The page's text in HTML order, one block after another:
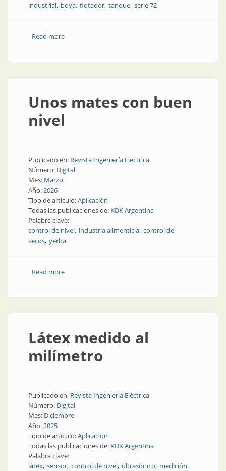
industrial boya flotador tanque serie 72
Read moreabout Control de nivel industrial: relés y mucho más
Unos mates con buen
nivel
Publicado en: Revista Ingeniería Eléctrica
Número: Digital
Mes: Marzo
Año:2026
Tipo de artículo:Aplicación
Todas las publicaciones de: KDK Argentina
Palabra clave:
control de nivel industria alimenticia control de
secos yerba
Read moreabout Unos mates con buen nivel
Látex medido al
milímetro
Publicado en: Revista Ingeniería Eléctrica
Número: Digital
Mes: Diciembre
Año:2025
Tipo de artículo:Aplicación
Todas las publicaciones de: KDK Argentina
Palabra clave:
látex sensor control de nivel ultrasónico medición